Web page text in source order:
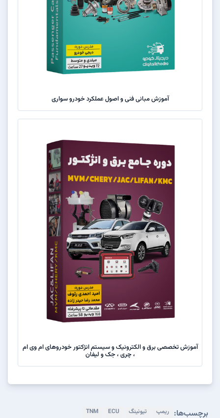
آموزش مبانی فنی و اصول عملکرد خودرو سواری
آموزش تخصصی برق و الکترونیک و سیستم انژکتور خودروهای ام وی ام
، چری ، جک و لیفان
برچسب‌ها: ریمپ تیونینگ ECU
TNM